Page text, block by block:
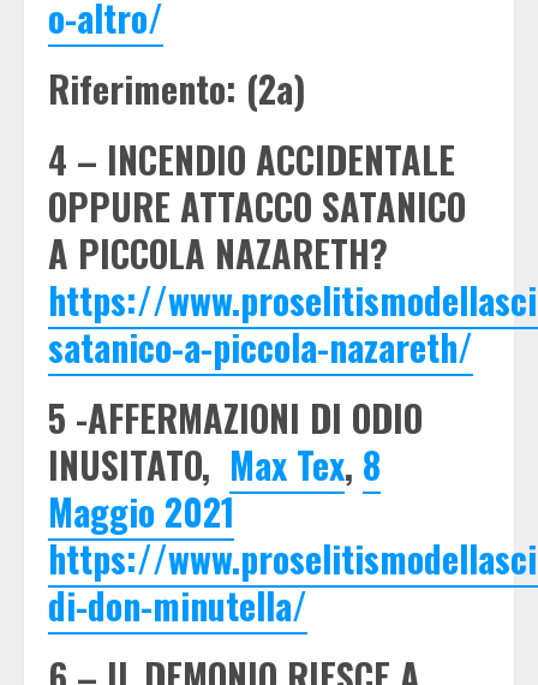
o-altro/
Riferimento: (2a)
4 – INCENDIO ACCIDENTALE
OPPURE ATTACCO SATANICO
A PICCOLA NAZARETH?
https://
satanico-a-piccola-nazareth/
5 -AFFERMAZIONI DI ODIO
INUSITATO, Max Tex, 8
Maggio 2021
https://
di-don-minutella/